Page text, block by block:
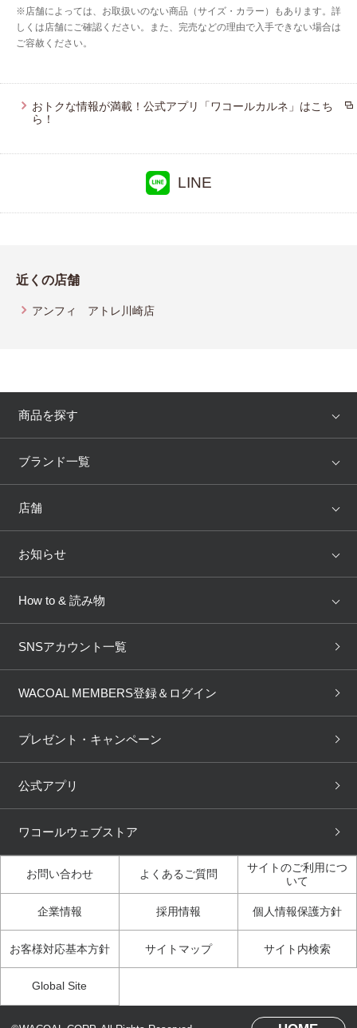
※店舗によっては、お取扱いのない商品（サイズ・カラー）もあります。詳
しくは店舗にご確認ください。また、完売などの理由で入手できない場合は
ご容赦ください。
おトクな情報が満載！公式アプリ「ワコールカルネ」はこち
ら！
LINE
近くの店舗
アンフィ アトレ川崎店
商品を探す
アイテム
トピックス
ブランド一覧
WACOAL
AMPHI une nana cool
OUR WACOAL
WACOAL Remamma Mens Innerwear
Licensed Brands
店舗
店舗を探す
ブラ無料診断
3Dボディスキャン
お知らせ
新着情報
商品回収
ニュース＆トピックス
How to & 読み物
下着の基礎知識
ブラパン ワコールスタイル
大人の工場見学inベトナム
人間科学研究開発センター見
学
ガイド（マンガ）
3Dボディスキャン体験（マ
SNSアカウント一覧
WACOAL MEMBERS登録＆ログイン
プレゼント・キャンペーン
公式アプリ
ワコールウェブストア
お問い合わせ よくあるご質問
サイトのご利用につ
いて
企業情報 採用情報 個人情報保護方針
お客様対応基本方針 サイトマップ サイト内検索
Global Site